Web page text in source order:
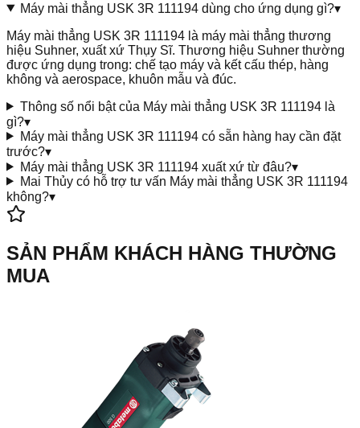
Máy mài thẳng USK 3R 111194 dùng cho ứng dụng gì?▾
Máy mài thẳng USK 3R 111194 là máy mài thẳng thương
hiệu Suhner, xuất xứ Thụy Sĩ. Thương hiệu Suhner thường
được ứng dụng trong: chế tạo máy và kết cấu thép, hàng
không và aerospace, khuôn mẫu và đúc.
Thông số nổi bật của Máy mài thẳng USK 3R 111194 là
gì?▾
Máy mài thẳng USK 3R 111194 có sẵn hàng hay cần đặt
trước?▾
Máy mài thẳng USK 3R 111194 xuất xứ từ đâu?▾
Mai Thủy có hỗ trợ tư vấn Máy mài thẳng USK 3R 111194
không?▾
SẢN PHẨM KHÁCH HÀNG THƯỜNG
MUA